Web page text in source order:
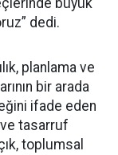
büyük
dedi.
planlama ve
bir arada
ifade eden
ve tasarruf
toplumsal